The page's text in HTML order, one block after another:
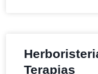
Terapias